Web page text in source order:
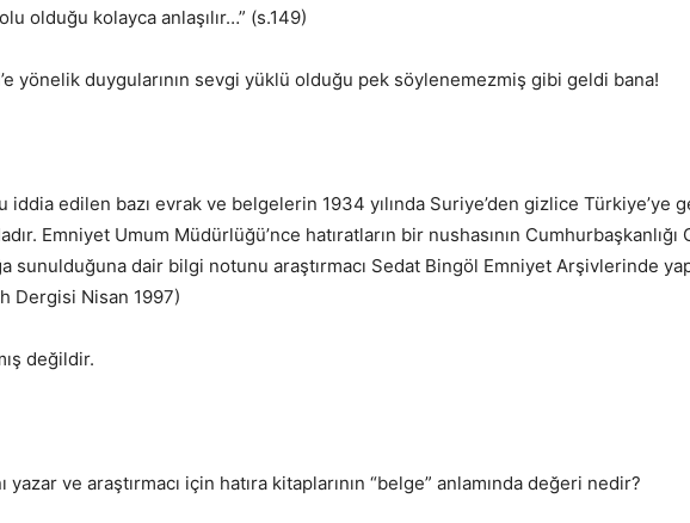
olduğu kolayca anlaşılır…” (s.149)
yönelik duygularının sevgi yüklü olduğu pek söylenemezmiş gibi geldi bana!
iddia edilen bazı evrak ve belgelerin 1934 yılında Suriye’den gizlice Türkiye’ye
Emniyet Umum Müdürlüğü’nce hatıratların bir nushasının
sunulduğuna dair bilgi notunu araştırmacı Sedat Bingöl Emniyet Arşivlerinde
Dergisi Nisan 1997)
değildir.
ve araştırmacı için hatıra kitaplarının “belge” anlamında değeri nedir?